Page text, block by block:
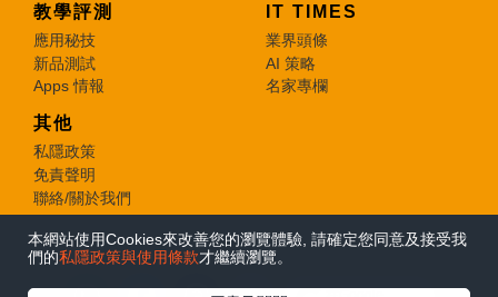
本網站使用Cookies來改善您的瀏覽體驗, 請確定您同意及接受我
們的私隱政策與使用條款才繼續瀏覽。
教學評測
應用秘技
新品測試
Apps 情報
IT TIMES
業界頭條
AI 策略
名家專欄
其他
私隱政策
免責聲明
聯絡/關於我們
© 2026 e-zone. All Rights Reserved.